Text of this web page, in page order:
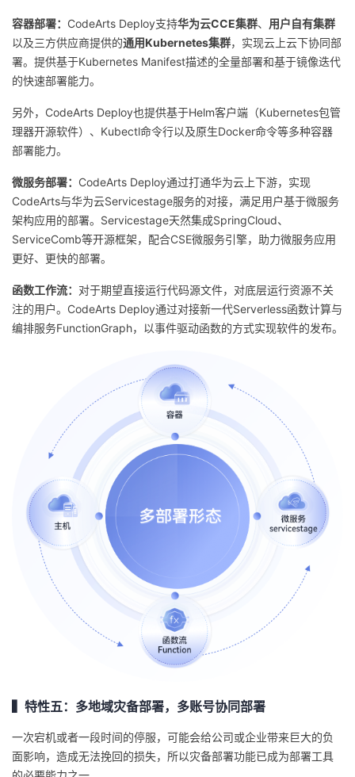
容器部署： CodeArts Deploy支持华为云CCE集群、 用户自有集群
以及三方供应商提供的通用Kubernetes集群，实现云上云下协同部
署。提供基于Kubernetes Manifest描述的全量部署和基于镜像迭代
的快速部署能力。
另外，CodeArts Deploy也提供基于Helm客户端（Kubernetes包管
理器开源软件）、Kubectl命令行以及原生Docker命令等多种容器
部署能力。
微服务部署： CodeArts Deploy通过打通华为云上下游，实现
CodeArts与华为云Servicestage服务的对接，满足用户基于微服务
架构应用的部署。Servicestage天然集成SpringCloud、
ServiceComb等开源框架，配合CSE微服务引擎，助力微服务应用
更好、更快的部署。
函数工作流： 对于期望直接运行代码源文件，对底层运行资源不关
注的用户。CodeArts Deploy通过对接新一代Serverless函数计算与
编排服务FunctionGraph，以事件驱动函数的方式实现软件的发布。
▍特性五：多地域灾备部署，多账号协同部署
一次宕机或者一段时间的停服，可能会给公司或企业带来巨大的负
面影响，造成无法挽回的损失，所以灾备部署功能已成为部署工具